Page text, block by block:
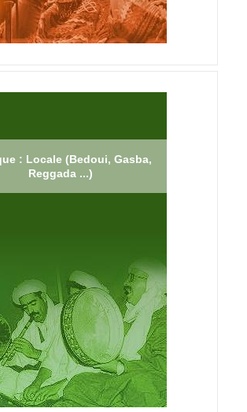
: Locale (Bedoui, Gasba,
Reggada ...)